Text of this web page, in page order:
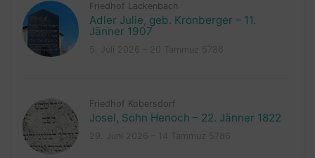
Friedhof Lackenbach
Adler Julie, geb. Kronberger – 11.
Jänner 1907
Friedhof Kobersdorf
Josel, Sohn Henoch – 22. Jänner 1822